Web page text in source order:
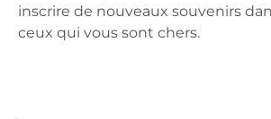
inscrire de nouveaux souvenirs
ceux qui vous sont chers.